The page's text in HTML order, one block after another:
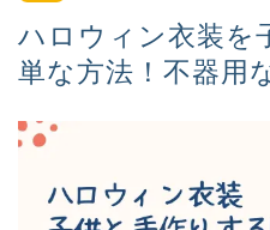
ハロウィン衣装を
単な方法！不器用